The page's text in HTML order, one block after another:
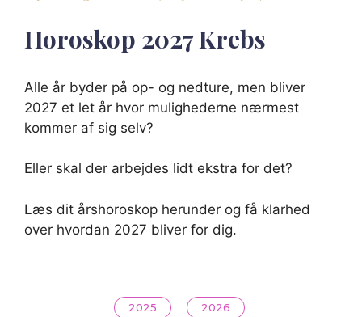
Horoskop 2027Krebs
Alle år byder på op- og nedture, men bliver
2027 et let år hvor mulighederne nærmest
kommer af sig selv?
Eller skal der arbejdes lidt ekstra for det?
Læs dit årshoroskop herunder og få klarhed
over hvordan 2027 bliver for dig.
2025 2026